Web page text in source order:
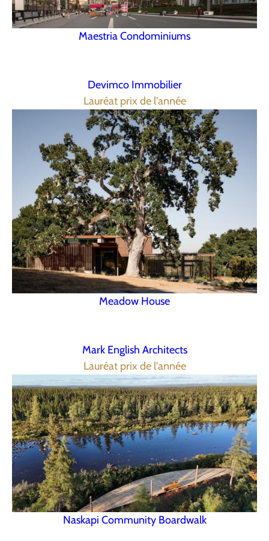
Maestria Condominiums
Devimco Immobilier
Lauréat prix de l'année
Meadow House
Mark English Architects
Lauréat prix de l'année
Naskapi Community Boardwalk